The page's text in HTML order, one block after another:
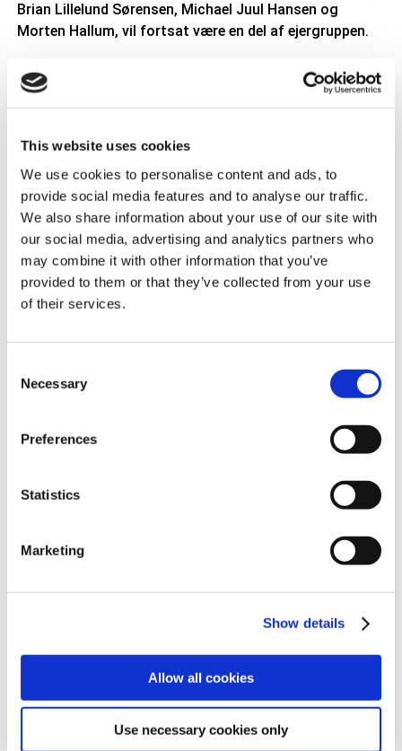
This website uses cookies
We use cookies to personalise content and ads, to
provide social media features and to analyse our traffic.
We also share information about your use of our site with
our social media, advertising and analytics partners who
may combine it with other information that you’ve
provided to them or that they’ve collected from your use
of their services.
Selection
Necessary
Preferences
Statistics
Marketing
Show details
Allow all cookies
Use necessary cookies only
Brian Lillelund Sørensen, Michael Juul Hansen og
Morten Hallum, vil fortsat være en del af ejergruppen.
Det er vigtigt at understrege, at ejerskiftet ikke vil
påvirke Triscans medarbejdere og kunder. Triscan
distributører af reservedele fra deres hovedkontor og
Glostrup (DK) og Iserlohn (D).
A.P.A. Industries LLC
APA blev grundlagt i 1984 og har indtil 2023 – hvor
Riverarch bliver medejer og majoritetsaktionær – været
et familieejet firma. APA er ansvarlig for produktionen
af mere end 9.000 højkvalitetsreservedele til
ÜRO Parts
opfylder eller overgår OEM-specifikationerne. I den
reservedele som et alternativ til uhensigtsmæssige
OEM-designs. ÜRO Premium-produkter er dækket af
ÜRO Parts produkter finder du også dele til klassiske
køretøjer, herunder et stort udvalg af dele, der ikke
længere er tilgængelige som original reservedel.
Et bredt udvalg af kvalitetsreservedele til asiatiske og
nordamerikanske personbiler og lastbiler – herunder
reservedele til bremser, køling, drivlinjer, elektriske
komponenter, motorer, brændstof, ventilation, styring
og affjedring. Autotecnica er fremstillet i